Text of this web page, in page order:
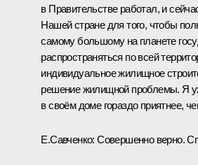
в Правительстве работал, и
Нашей стране для того, чтобы
самому большому на планете
распространяться по всей
индивидуальное жилищное
решение жилищной проблемы. Я
в своём доме гораздо приятнее,
Е.Савченко: Совершенно верно.